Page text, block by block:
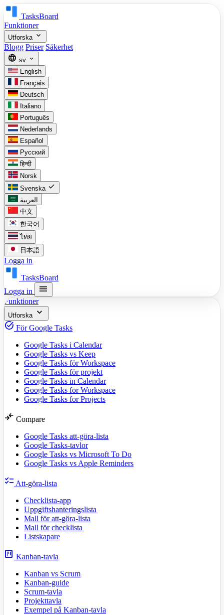
TasksBoard
Funktioner
Utforska expand_more
Blogg Priser Säkerhet
language sv expand_more
English
Français
Deutsch
Italiano
Português
Nederlands
Español
Русский
हिन्दी
Norsk
Svenska check
العربية
中文
한국어
ไทย
日本語
Logga in
TasksBoard
Logga in
menu
Funktioner
Utforska expand_more
task_alt För Google Tasks
Google Tasks i Calendar
Google Tasks vs Keep
Google Tasks för Workspace
Google Tasks för projekt
Google Tasks in Calendar
Google Tasks for Workspace
Google Tasks for Projects
compare_arrows Compare
Google Tasks att-göra-lista
Google Tasks-tavlor
Google Tasks vs Microsoft To Do
Google Tasks vs Apple Reminders
checklist Att-göra-lista
Checklista-app
Uppgiftshanteringslista
Mall för att-göra-lista
Mall för checklista
Listskapare
view_kanban Kanban-tavla
Kanban vs Scrum
Kanban-guide
Scrum-tavla
Projekttavla
Exempel på Kanban-tavla